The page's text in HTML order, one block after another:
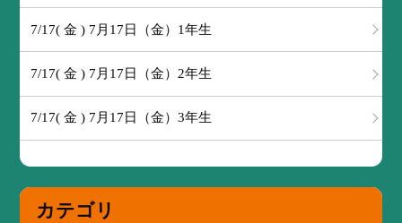
7/17( 金 ) 7月17日（金）1年生
7/17( 金 ) 7月17日（金）2年生
7/17( 金 ) 7月17日（金）3年生
カテゴリ